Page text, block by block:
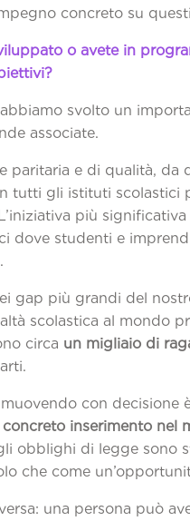
concreto su
o avete in
svolto un
associate.
paritaria e di qualità, da
tutti gli istituti scolastici
più
dove studenti e
gap più grandi del
scolastica al mondo
circa un migliaio di
con decisione
inserimento nel
obblighi di legge sono
che come
una persona può